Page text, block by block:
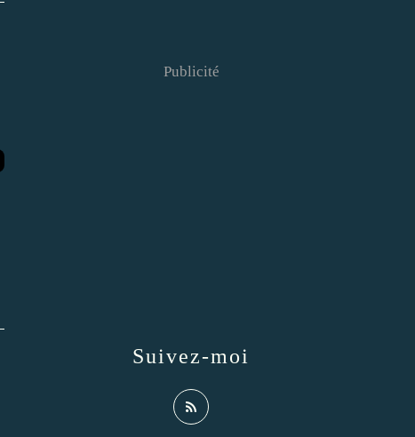
Suivez-moi
Publicité